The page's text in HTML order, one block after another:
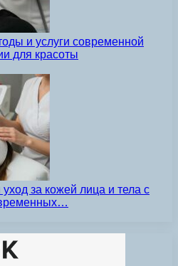
и услуги современной
для красоты
за кожей лица и тела с